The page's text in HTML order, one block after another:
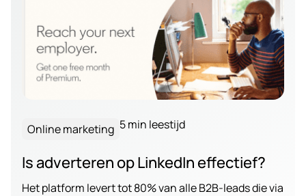
Online marketing 5 min leestijd
Is adverteren op LinkedIn effectief?
Het platform levert tot 80% van alle B2B-leads die via